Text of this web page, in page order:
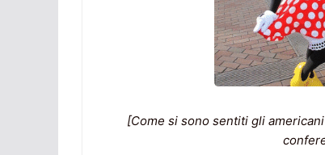
[Come si sono sentiti gli